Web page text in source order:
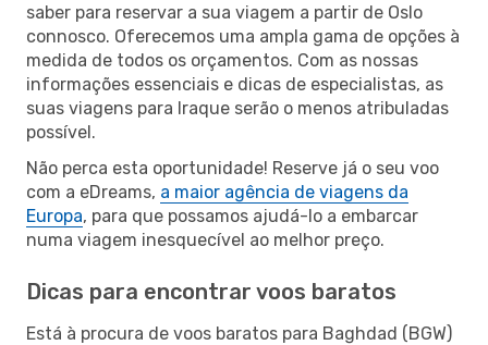
saber para reservar a sua viagem a partir de Oslo
connosco. Oferecemos uma ampla gama de opções à
medida de todos os orçamentos. Com as nossas
informações essenciais e dicas de especialistas, as
suas viagens para Iraque serão o menos atribuladas
possível.
Não perca esta oportunidade! Reserve já o seu voo
com a eDreams, a maior agência de viagens da
Europa, para que possamos ajudá-lo a embarcar
numa viagem inesquecível ao melhor preço.
Dicas para encontrar voos baratos
Está à procura de voos baratos para Baghdad (BGW)